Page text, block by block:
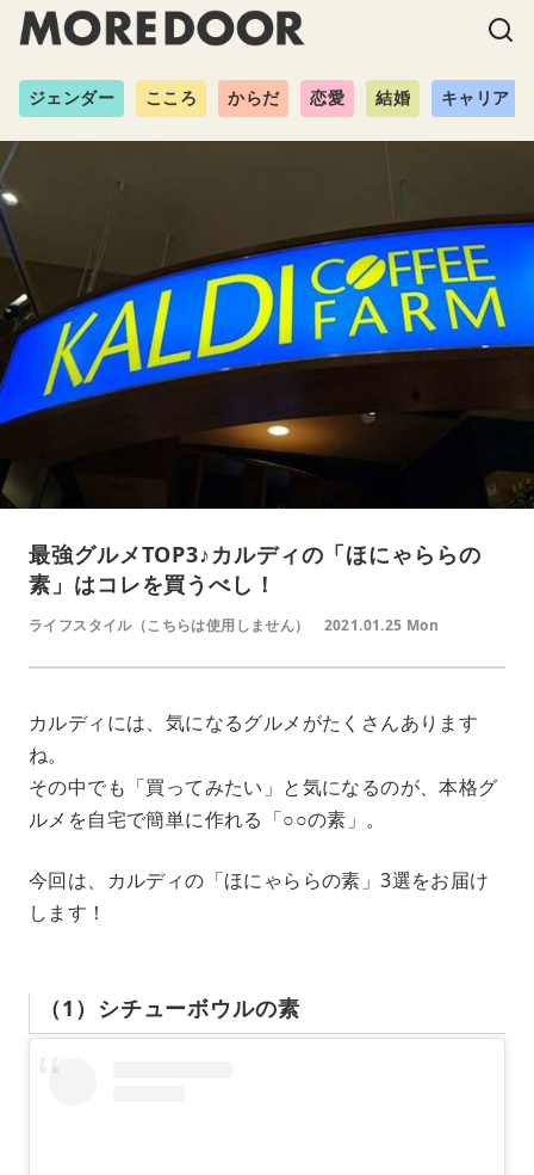
ジェンダー こころ からだ 恋愛 結婚 キャリア
最強グルメTOP3♪カルディの「ほにゃららの
素」はコレを買うべし！
ライフスタイル（こちらは使用しません） 2021.01.25 Mon
カルディには、気になるグルメがたくさんあります
ね。
その中でも「買ってみたい」と気になるのが、本格グ
ルメを自宅で簡単に作れる「○○の素」。
今回は、カルディの「ほにゃららの素」3選をお届け
します！
（1）シチューボウルの素